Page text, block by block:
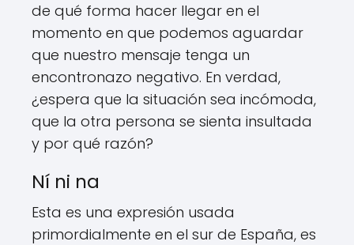
de qué forma hacer llegar en el
momento en que podemos aguardar
que nuestro mensaje tenga un
encontronazo negativo. En verdad,
¿espera que la situación sea incómoda,
que la otra persona se sienta insultada
y por qué razón?
Ní ni na
Esta es una expresión usada
primordialmente en el sur de España, es